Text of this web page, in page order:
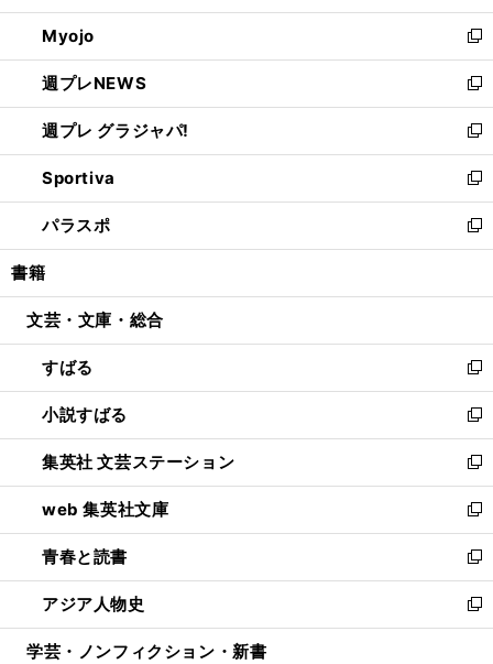
開
く
ウ
で
開
く
ン
ド
ウ
で
開
く
ウ
ィ
ン
ド
ウ
で
開
く
Myojo
新
し
い
ウ
ィ
ン
ド
ウ
で
開
週プレNEWS
新
し
い
ウ
ィ
ン
ド
ウ
開
週プレ グラジャパ!
新
し
い
ウ
ィ
ン
ウ
開
く
Sportiva
新
し
い
ウ
ン
ウ
で
開
く
パラスポ
新
し
ウ
ン
ド
ウ
で
開
く
書籍
文芸・文庫・総合
すばる
新
し
い
ウ
ィ
ン
ド
ウ
で
開
く
小説すばる
新
し
い
ウ
ィ
ン
ド
ウ
で
開
集英社 文芸ステーション
新
し
い
ウ
ィ
ン
ド
ウ
web 集英社文庫
新
し
い
ウ
ィ
ン
青春と読書
新
し
い
ウ
アジア人物史
新
し
学芸・ノンフィクション・新書